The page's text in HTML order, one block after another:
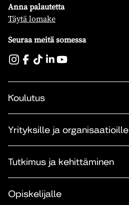
Anna palautetta
Täytä lomake
Seuraa meitä somessa
Koulutus
Yrityksille ja organisaatioille
Tutkimus ja kehittäminen
Opiskelijalle